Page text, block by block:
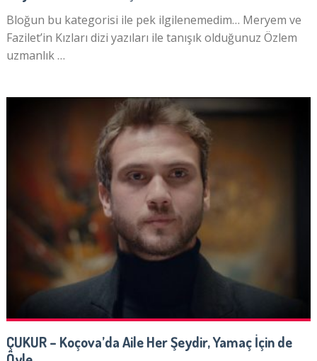
Bloğun bu kategorisi ile pek ilgilenemedim… Meryem ve
Fazilet’in Kızları dizi yazıları ile tanışık olduğunuz Özlem
uzmanlık …
ÇUKUR – Koçova’da Aile Her Şeydir, Yamaç İçin de